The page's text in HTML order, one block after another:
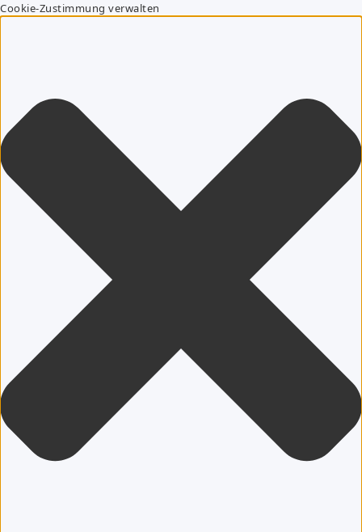
Cookie-Zustimmung verwalten